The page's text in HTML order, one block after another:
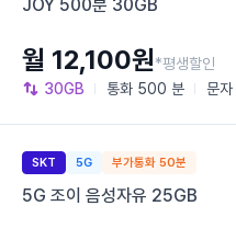
JOY 500분 30GB
30GB 통화 500 분 문자
월 12,100원*평생할인
SKT 5G 부가통화 50분
5G 조이 음성자유 25GB